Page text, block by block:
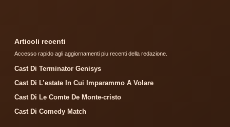
Articoli recenti
Accesso rapido agli aggiornamenti piu recenti della redazione.
Cast Di Terminator Genisys
Cast Di L’estate In Cui Imparammo A Volare
Cast Di Le Comte De Monte-cristo
Cast Di Comedy Match